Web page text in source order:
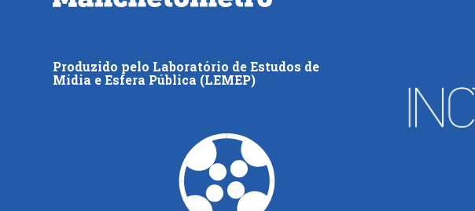
Produzido pelo Laboratório de Estudos de
Mídia e Esfera Pública (LEMEP)